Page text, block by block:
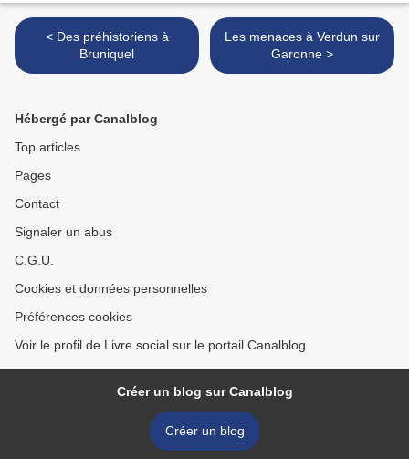
< Des préhistoriens à
Bruniquel
Les menaces à Verdun sur
Garonne >
Hébergé par Canalblog
Top articles
Pages
Contact
Signaler un abus
C.G.U.
Cookies et données personnelles
Préférences cookies
Voir le profil de Livre social sur le portail Canalblog
Créer un blog sur Canalblog
Créer un blog